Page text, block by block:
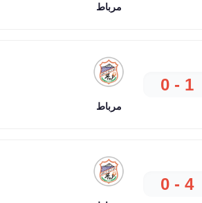
مرباط
1 - 0
مرباط
4 - 0